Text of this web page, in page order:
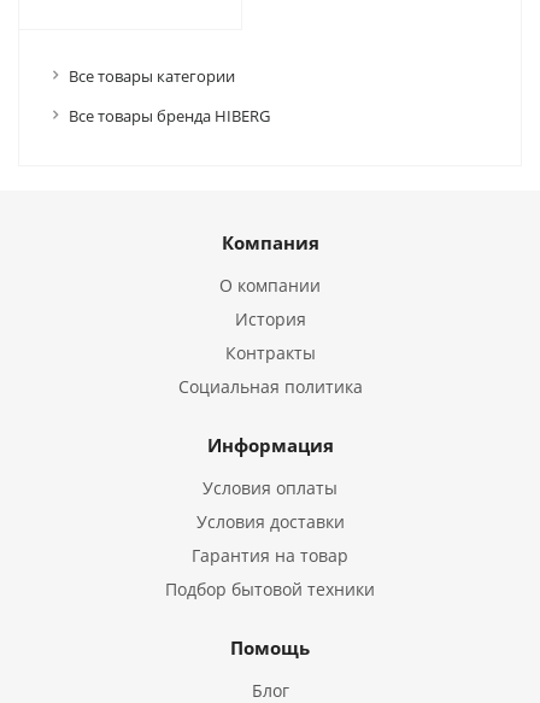
Все товары категории
Все товары бренда HIBERG
Компания
О компании
История
Контракты
Социальная политика
Информация
Условия оплаты
Условия доставки
Гарантия на товар
Подбор бытовой техники
Помощь
Блог